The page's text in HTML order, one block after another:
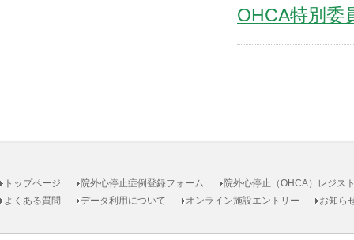
OHCA特別
トップページ 院外心停止症例登録フォーム
院外心停止（OHCA）レジス
よくある質問
データ利用について オンライン施設エントリー お知ら